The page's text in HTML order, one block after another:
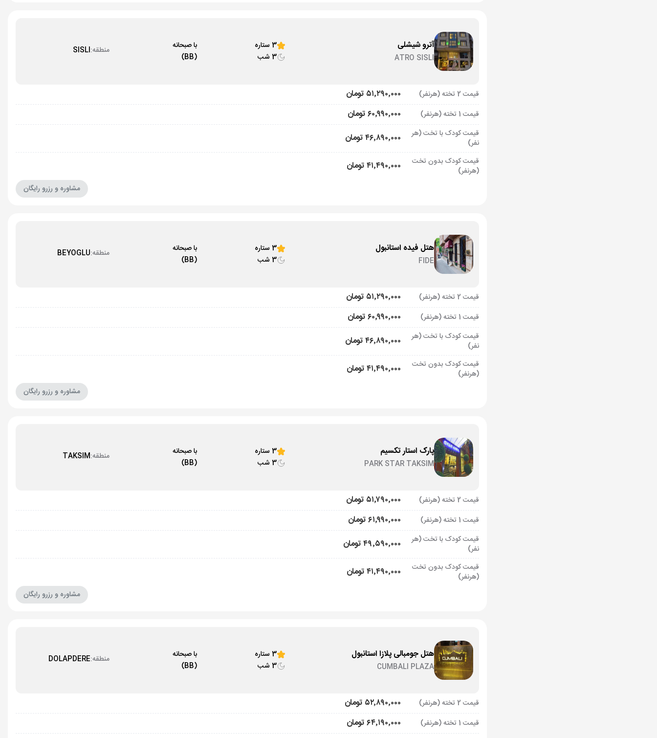
آترو شیشلی
ATRO SISLI
3 ستاره
3 شب
با صبحانه
(BB)
منطقه:SISLI
قیمت 2 تخته (هرنفر) ۵۱٬۲۹۰٬۰۰۰ تومان
قیمت 1 تخته (هرنفر) ۶۰٬۹۹۰٬۰۰۰ تومان
قیمت کودک با تخت (هر
نفر)
۴۶٬۸۹۰٬۰۰۰ تومان
قیمت کودک بدون تخت
(هرنفر)
۴۱٬۴۹۰٬۰۰۰ تومان
مشاوره و رزرو رایگان
هتل فیده استانبول
FIDE
3 ستاره
3 شب
با صبحانه
(BB)
منطقه:BEYOGLU
قیمت 2 تخته (هرنفر) ۵۱٬۲۹۰٬۰۰۰ تومان
قیمت 1 تخته (هرنفر) ۶۰٬۹۹۰٬۰۰۰ تومان
قیمت کودک با تخت (هر
نفر)
۴۶٬۸۹۰٬۰۰۰ تومان
قیمت کودک بدون تخت
(هرنفر)
۴۱٬۴۹۰٬۰۰۰ تومان
مشاوره و رزرو رایگان
پارک استار تکسیم
PARK STAR TAKSIM
3 ستاره
3 شب
با صبحانه
(BB)
منطقه:TAKSIM
قیمت 2 تخته (هرنفر) ۵۱٬۷۹۰٬۰۰۰ تومان
قیمت 1 تخته (هرنفر) ۶۱٬۹۹۰٬۰۰۰ تومان
قیمت کودک با تخت (هر
نفر)
۴۹٬۵۹۰٬۰۰۰ تومان
قیمت کودک بدون تخت
(هرنفر)
۴۱٬۴۹۰٬۰۰۰ تومان
مشاوره و رزرو رایگان
هتل جومبالی پلازا استانبول
CUMBALI PLAZA
3 ستاره
3 شب
با صبحانه
(BB)
منطقه:DOLAPDERE
قیمت 2 تخته (هرنفر) ۵۲٬۸۹۰٬۰۰۰ تومان
قیمت 1 تخته (هرنفر) ۶۴٬۱۹۰٬۰۰۰ تومان